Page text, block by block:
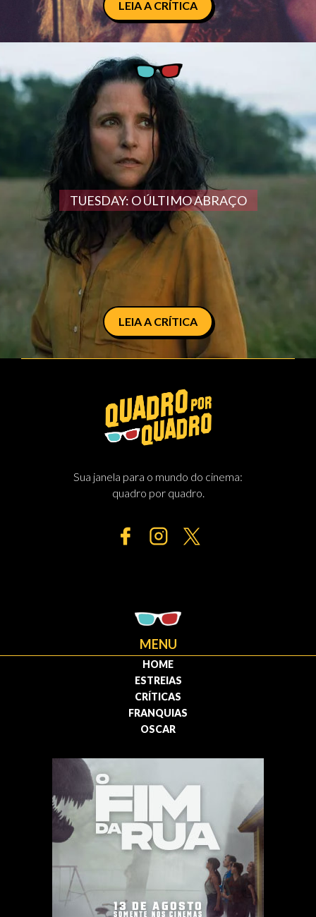
LEIA A CRÍTICA
TUESDAY: O ÚLTIMO ABRAÇO
LEIA A CRÍTICA
Sua janela para o mundo do cinema:
quadro por quadro.
MENU
HOME
ESTREIAS
CRÍTICAS
FRANQUIAS
OSCAR